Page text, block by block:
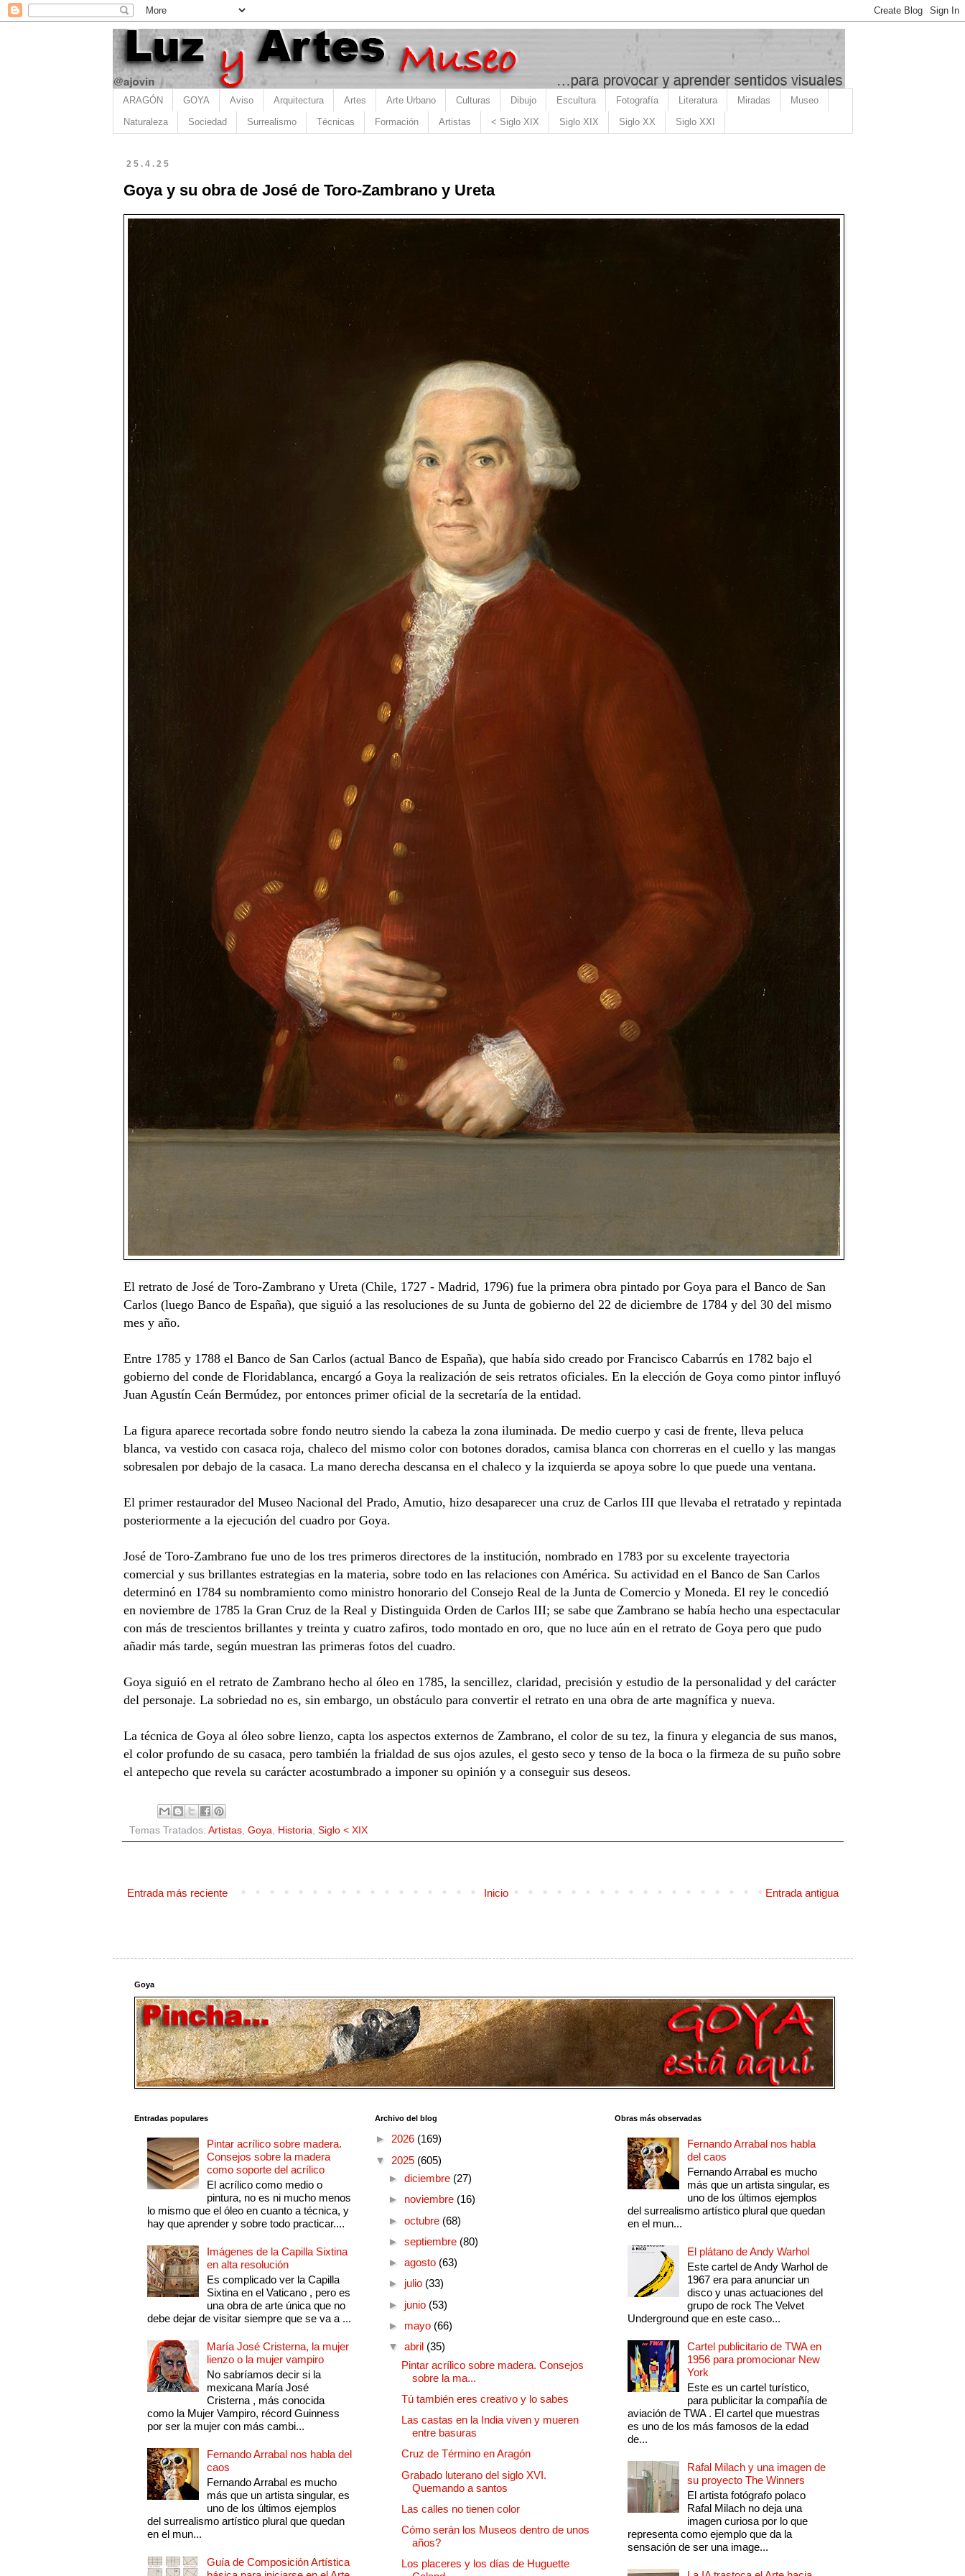
ARAGÓN GOYA Aviso Arquitectura Artes Arte Urbano Culturas Dibujo Escultura Fotografía Literatura Miradas Museo
Naturaleza Sociedad Surrealismo Técnicas Formación Artistas < Siglo XIX Siglo XIX Siglo XX Siglo XXI
25.4.25
Goya y su obra de José de Toro-Zambrano y Ureta
El retrato de José de Toro-Zambrano y Ureta (Chile, 1727 - Madrid, 1796) fue la primera obra pintado por Goya para el Banco de San
Carlos (luego Banco de España), que siguió a las resoluciones de su Junta de gobierno del 22 de diciembre de 1784 y del 30 del mismo
mes y año.
Entre 1785 y 1788 el Banco de San Carlos (actual Banco de España), que había sido creado por Francisco Cabarrús en 1782 bajo el
gobierno del conde de Floridablanca, encargó a Goya la realización de seis retratos oficiales. En la elección de Goya como pintor influyó
Juan Agustín Ceán Bermúdez, por entonces primer oficial de la secretaría de la entidad.
La figura aparece recortada sobre fondo neutro siendo la cabeza la zona iluminada. De medio cuerpo y casi de frente, lleva peluca
blanca, va vestido con casaca roja, chaleco del mismo color con botones dorados, camisa blanca con chorreras en el cuello y las mangas
sobresalen por debajo de la casaca. La mano derecha descansa en el chaleco y la izquierda se apoya sobre lo que puede una ventana.
El primer restaurador del Museo Nacional del Prado, Amutio, hizo desaparecer una cruz de Carlos III que llevaba el retratado y repintada
posteriormente a la ejecución del cuadro por Goya.
José de Toro-Zambrano fue uno de los tres primeros directores de la institución, nombrado en 1783 por su excelente trayectoria
comercial y sus brillantes estrategias en la materia, sobre todo en las relaciones con América. Su actividad en el Banco de San Carlos
determinó en 1784 su nombramiento como ministro honorario del Consejo Real de la Junta de Comercio y Moneda. El rey le concedió
en noviembre de 1785 la Gran Cruz de la Real y Distinguida Orden de Carlos III; se sabe que Zambrano se había hecho una espectacular
con más de trescientos brillantes y treinta y cuatro zafiros, todo montado en oro, que no luce aún en el retrato de Goya pero que pudo
añadir más tarde, según muestran las primeras fotos del cuadro.
Goya siguió en el retrato de Zambrano hecho al óleo en 1785, la sencillez, claridad, precisión y estudio de la personalidad y del carácter
del personaje. La sobriedad no es, sin embargo, un obstáculo para convertir el retrato en una obra de arte magnífica y nueva.
La técnica de Goya al óleo sobre lienzo, capta los aspectos externos de Zambrano, el color de su tez, la finura y elegancia de sus manos,
el color profundo de su casaca, pero también la frialdad de sus ojos azules, el gesto seco y tenso de la boca o la firmeza de su puño sobre
el antepecho que revela su carácter acostumbrado a imponer su opinión y a conseguir sus deseos.
Temas Tratados: Artistas, Goya Historia Siglo < XIX
Entrada más reciente Entrada antigua
Inicio
Goya
Entradas populares
Pintar acrílico sobre madera.
Consejos sobre la madera
como soporte del acrílico
El acrílico como medio o
pintura, no es ni mucho menos
lo mismo que el óleo en cuanto a técnica, y
hay que aprender y sobre todo practicar....
Imágenes de la Capilla Sixtina
en alta resolución
Es complicado ver la Capilla
Sixtina en el Vaticano , pero es
una obra de arte única que no
debe dejar de visitar siempre que se va a ...
María José Cristerna, la mujer
lienzo o la mujer vampiro
No sabríamos decir si la
mexicana María José
Cristerna , más conocida
como la Mujer Vampiro, récord Guinness
por ser la mujer con más cambi...
Fernando Arrabal nos habla del
caos
Fernando Arrabal es mucho
más que un artista singular, es
uno de los últimos ejemplos
del surrealismo artístico plural que quedan
en el mun...
Guía de Composición Artística
Archivo del blog
► 2026 (169)
▼ 2025 (605)
► diciembre (27)
► noviembre (16)
► octubre (68)
► septiembre (80)
► agosto (63)
► julio (33)
► junio (53)
► mayo (66)
▼ abril (35)
Pintar acrílico sobre madera. Consejos
sobre la ma...
Tú también eres creativo y lo sabes
Las castas en la India viven y mueren
entre basuras
Cruz de Término en Aragón
Grabado luterano del siglo XVI.
Quemando a santos
Las calles no tienen color
Cómo serán los Museos dentro de unos
años?
Los placeres y los días de Huguette
Obras más observadas
Fernando Arrabal nos habla
del caos
Fernando Arrabal es mucho
más que un artista singular, es
uno de los últimos ejemplos
del surrealismo artístico plural que quedan
en el mun...
El plátano de Andy Warhol
Este cartel de Andy Warhol de
1967 era para anunciar un
disco y unas actuaciones del
grupo de rock The Velvet
Underground que en este caso...
Cartel publicitario de TWA en
1956 para promocionar New
York
Este es un cartel turístico,
para publicitar la compañía de
aviación de TWA . El cartel que muestras
es uno de los más famosos de la edad
de...
Rafal Milach y una imagen de
su proyecto The Winners
El artista fotógrafo polaco
Rafal Milach no deja una
imagen curiosa por lo que
representa como ejemplo que da la
sensación de ser una image...